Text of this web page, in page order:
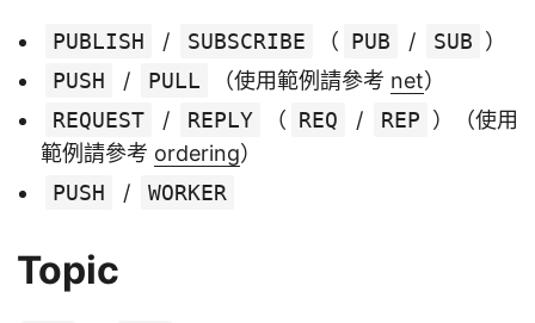
PUBLISH / SUBSCRIBE （ PUB / SUB ）
PUSH
/ PULL （使用範例請參考 net）
REQUEST
/ REPLY （ REQ / REP ）（使用
範例請參考 ordering）
PUSH
/ WORKER
Topic